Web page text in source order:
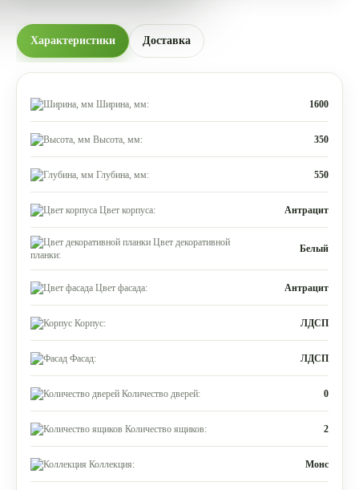
Характеристики Доставка
Ширина, мм: 1600
Высота, мм: 350
Глубина, мм: 550
Цвет корпуса: Антрацит
Цвет декоративной
планки:
Белый
Цвет фасада: Антрацит
Корпус: ЛДСП
Фасад: ЛДСП
Количество дверей: 0
Количество ящиков: 2
Коллекция: Монс